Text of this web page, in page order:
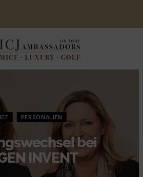
PERSONALIEN
bei
INVENT